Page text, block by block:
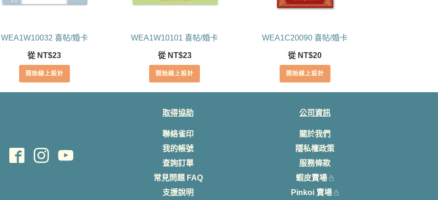
WEA1W10032 喜帖/婚卡
從 NT$23
開始線上設計
WEA1W10101 喜帖/婚卡
從 NT$23
開始線上設計
WEA1C20090 喜帖/婚卡
從 NT$20
開始線上設計
取得協助
聯絡雀印
我的帳號
查詢訂單
常見問題 FAQ
支援說明
公司資訊
關於我們
隱私權政策
服務條款
蝦皮賣場
Pinkoi 賣場